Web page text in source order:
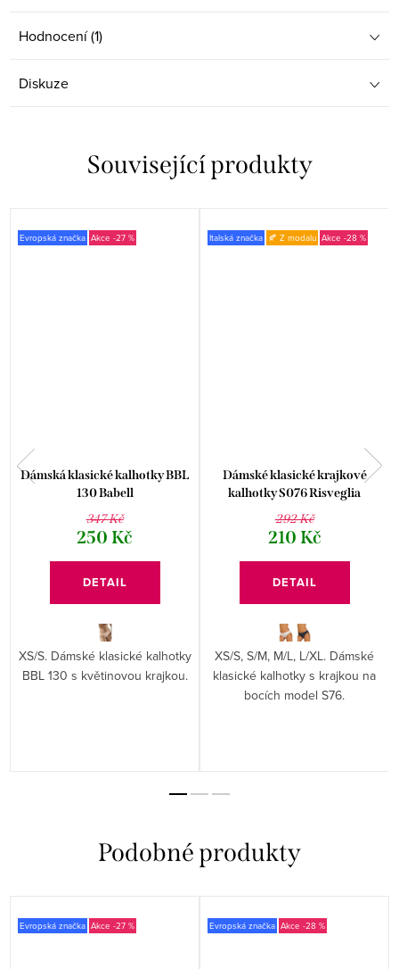
Hodnocení (1)
Diskuze
Související produkty
Evropská značka -27 %
Dámská klasické kalhotky BBL
130 Babell
347 Kč
250 Kč
DETAIL
XS/S. Dámské klasické kalhotky
BBL 130 s květinovou krajkou.
Italská značka 🍂 Z modalu -28 %
Dámské klasické krajkové
kalhotky S076 Risveglia
292 Kč
210 Kč
DETAIL
XS/S, S/M, M/L, L/XL. Dámské
klasické kalhotky s krajkou na
bocích model S76.
Evropská značka -27 % Evropská značka -28 %